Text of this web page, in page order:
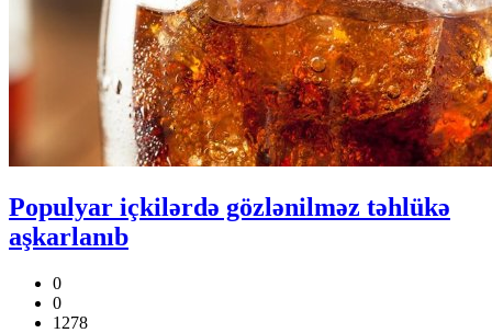
Populyar içkilərdə gözlənilməz təhlükə
aşkarlanıb
0
0
1278